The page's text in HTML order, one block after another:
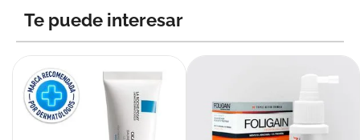
Te puede interesar